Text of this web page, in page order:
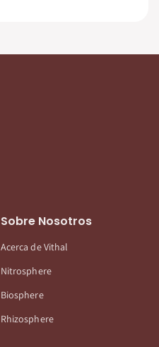
Sobre Nosotros
Acerca de Vithal
Nitrosphere
Biosphere
Rhizosphere